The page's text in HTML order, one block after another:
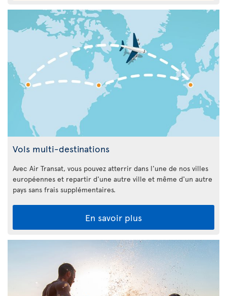
Vols multi-destinations
Avec Air Transat, vous pouvez atterrir dans l'une de nos villes
européennes et repartir d'une autre ville et même d'un autre
pays sans frais supplémentaires.
En savoir plus